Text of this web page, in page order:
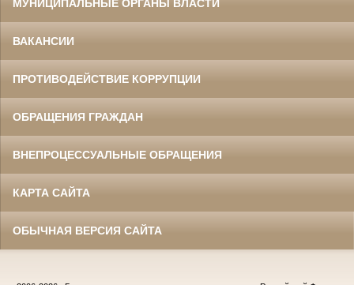
МУНИЦИПАЛЬНЫЕ ОРГАНЫ ВЛАСТИ
ВАКАНСИИ
ПРОТИВОДЕЙСТВИЕ КОРРУПЦИИ
ОБРАЩЕНИЯ ГРАЖДАН
ВНЕПРОЦЕССУАЛЬНЫЕ ОБРАЩЕНИЯ
КАРТА САЙТА
ОБЫЧНАЯ ВЕРСИЯ САЙТА